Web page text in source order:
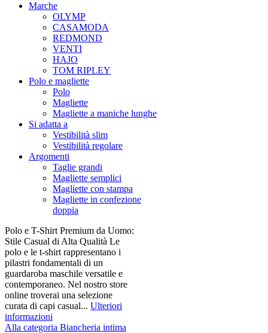
Marche
OLYMP
CASAMODA
REDMOND
VENTI
HAJO
TOM RIPLEY
Polo e magliette
Polo
Magliette
Magliette a maniche lunghe
Si adatta a
Vestibilità slim
Vestibilità regolare
Argomenti
Taglie grandi
Magliette semplici
Magliette con stampa
Magliette in confezione
doppia
Polo e T-Shirt Premium da Uomo:
Stile Casual di Alta Qualità Le
polo e le t-shirt rappresentano i
pilastri fondamentali di un
guardaroba maschile versatile e
contemporaneo. Nel nostro store
online troverai una selezione
curata di capi casual... Ulteriori
informazioni
Alla categoria Biancheria intima